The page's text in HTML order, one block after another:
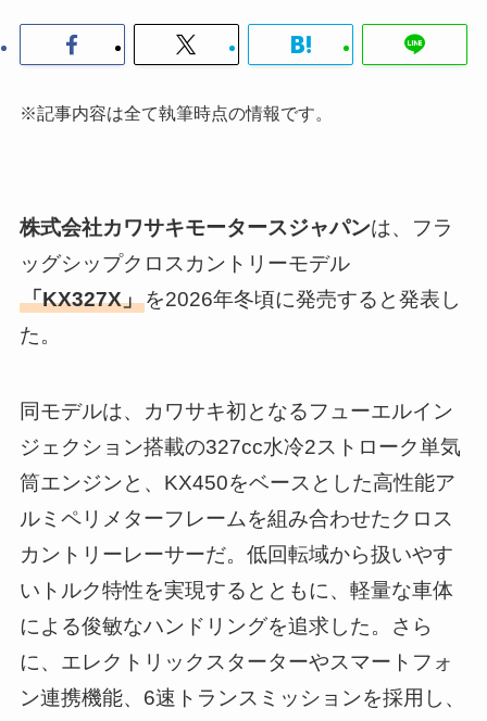
※記事内容は全て執筆時点の情報です。
株式会社カワサキモータースジャパンは、フラ
ッグシップクロスカントリーモデル
「KX327X」を2026年冬頃に発売すると発表し
た。
同モデルは、カワサキ初となるフューエルイン
ジェクション搭載の327cc水冷2ストローク単気
筒エンジンと、KX450をベースとした高性能ア
ルミペリメターフレームを組み合わせたクロス
カントリーレーサーだ。低回転域から扱いやす
いトルク特性を実現するとともに、軽量な車体
による俊敏なハンドリングを追求した。さら
に、エレクトリックスターターやスマートフォ
ン連携機能、6速トランスミッションを採用し、